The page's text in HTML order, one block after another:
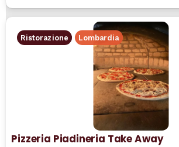
Ristorazione Lombardia
Pizzeria Piadineria Take Away